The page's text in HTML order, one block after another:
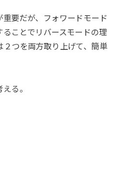
要だが、フォワードモード
ることでリバースモードの理
つを両方取り上げて、簡単
る。